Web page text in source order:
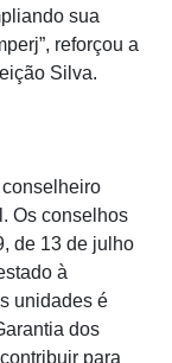
sua
reforçou a
Silva.
Os conselhos
de 13 de julho
à
unidades é
dos
para